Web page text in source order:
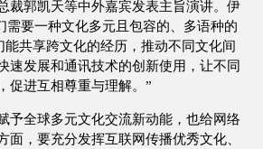
裁郭凯天等中外嘉宾发表主旨演讲。伊
需要一种文化多元且包容的、多语种的
能共享跨文化的经历，推动不同文化间
速发展和通讯技术的创新使用，让不同
促进互相尊重与理解。”
予全球多元文化交流新动能，也给网络
面，要充分发挥互联网传播优秀文化、